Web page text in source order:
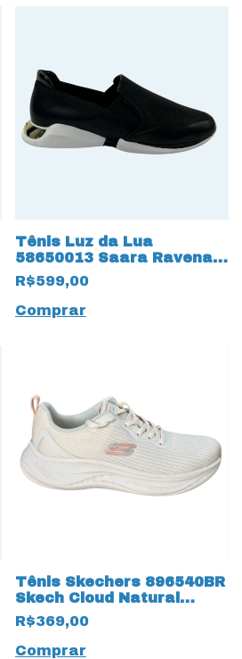
Tênis Luz da Lua
58650013 Saara Ravena
17222 Preto
R$599,00
Comprar
Tênis Skechers 896540BR
Skech Cloud Natural
19990 Off White
R$369,00
Comprar